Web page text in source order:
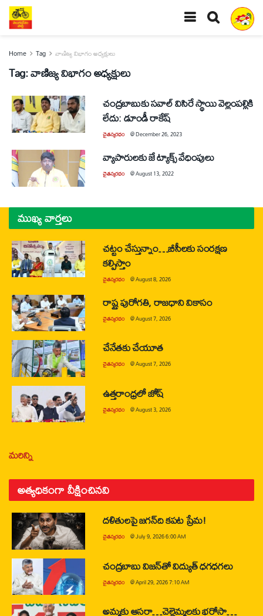
Home Tag వాణిజ్య విభాగం అధ్యక్షులు
Tag:వాణిజ్య విభాగం అధ్యక్షులు
చంద్రబాబుకు సవాల్‌ విసిరే స్థాయి వెల్లంపల్లికి
లేదు: డూండీ రాకేష్‌
చైతన్యరధం @December 26, 2023
వ్యాపారులకు జే ట్యాక్స్‌ వేధింపులు
చైతన్యరధం @August 13, 2022
ముఖ్య వార్తలు
చట్టం చేస్తున్నాం…బీసీలకు సంరక్షణ
కల్పిస్తాం
చైతన్యరధం @August 8, 2026
రాష్ట్ర పురోగతి, రాజధాని వికాసం
చైతన్యరధం @August 7, 2026
చేనేతకు చేయూత
చైతన్యరధం @August 7, 2026
ఉత్తరాంధ్రలో జోష్
చైతన్యరధం @August 3, 2026
మరిన్ని
అత్యధికంగా వీక్షించినవి
దళితులపై జగన్‌ది కపట ప్రేమ!
చైతన్యరధం @July 9, 2026 6:00 AM
చంద్రబాబు విజన్‌తో విద్యుత్ ధగధగలు
చైతన్యరధం @April 29, 2026 7:10 AM
అమ్మకు ఆసరా…చెల్లెమ్మలకు భరోసా…